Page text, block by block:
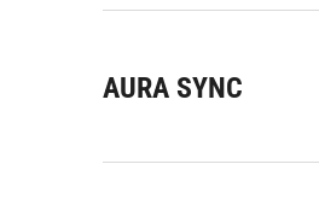
AURA SYNC